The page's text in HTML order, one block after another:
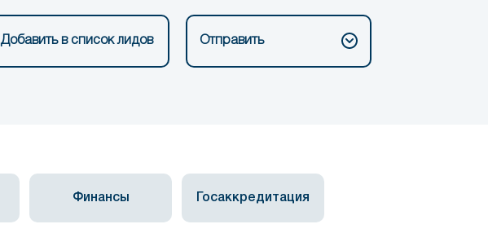
Добавить в список лидов Отправить
Финансы Госаккредитация